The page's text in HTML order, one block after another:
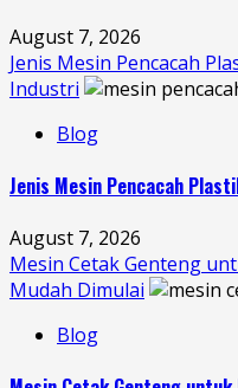
August 7, 2026
Jenis Mesin Pencacah
Industri
Blog
Jenis Mesin Pencacah
August 7, 2026
Mesin Cetak Genteng
Mudah Dimulai
Blog